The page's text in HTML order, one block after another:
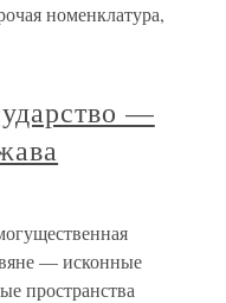
номенклатура,
—
— исконные
пространства